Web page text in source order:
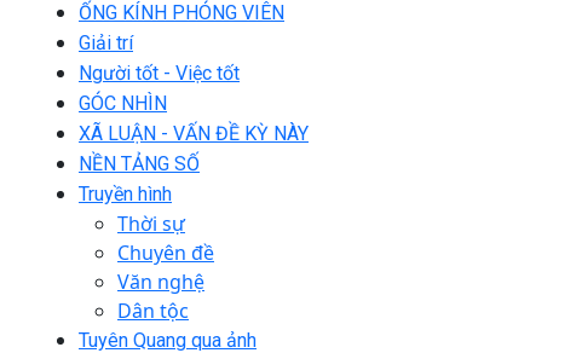
ỐNG KÍNH PHÓNG VIÊN
Giải trí
Người tốt - Việc tốt
GÓC NHÌN
XÃ LUẬN - VẤN ĐỀ KỲ NÀY
NỀN TẢNG SỐ
Truyền hình
Thời sự
Chuyên đề
Văn nghệ
Dân tộc
Tuyên Quang qua ảnh